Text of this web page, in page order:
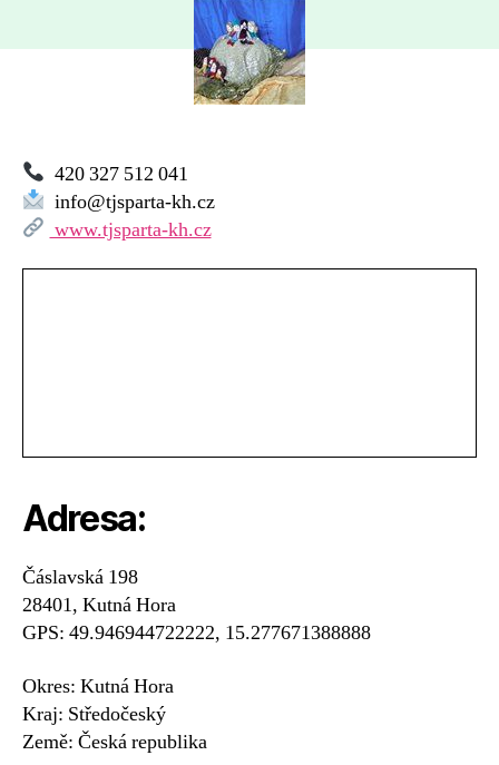
420 327 512 041
info@tjsparta-kh.cz
www.tjsparta-kh.cz
Adresa:
Čáslavská 198
28401, Kutná Hora
GPS: 49.946944722222, 15.277671388888
Okres: Kutná Hora
Kraj: Středočeský
Země: Česká republika